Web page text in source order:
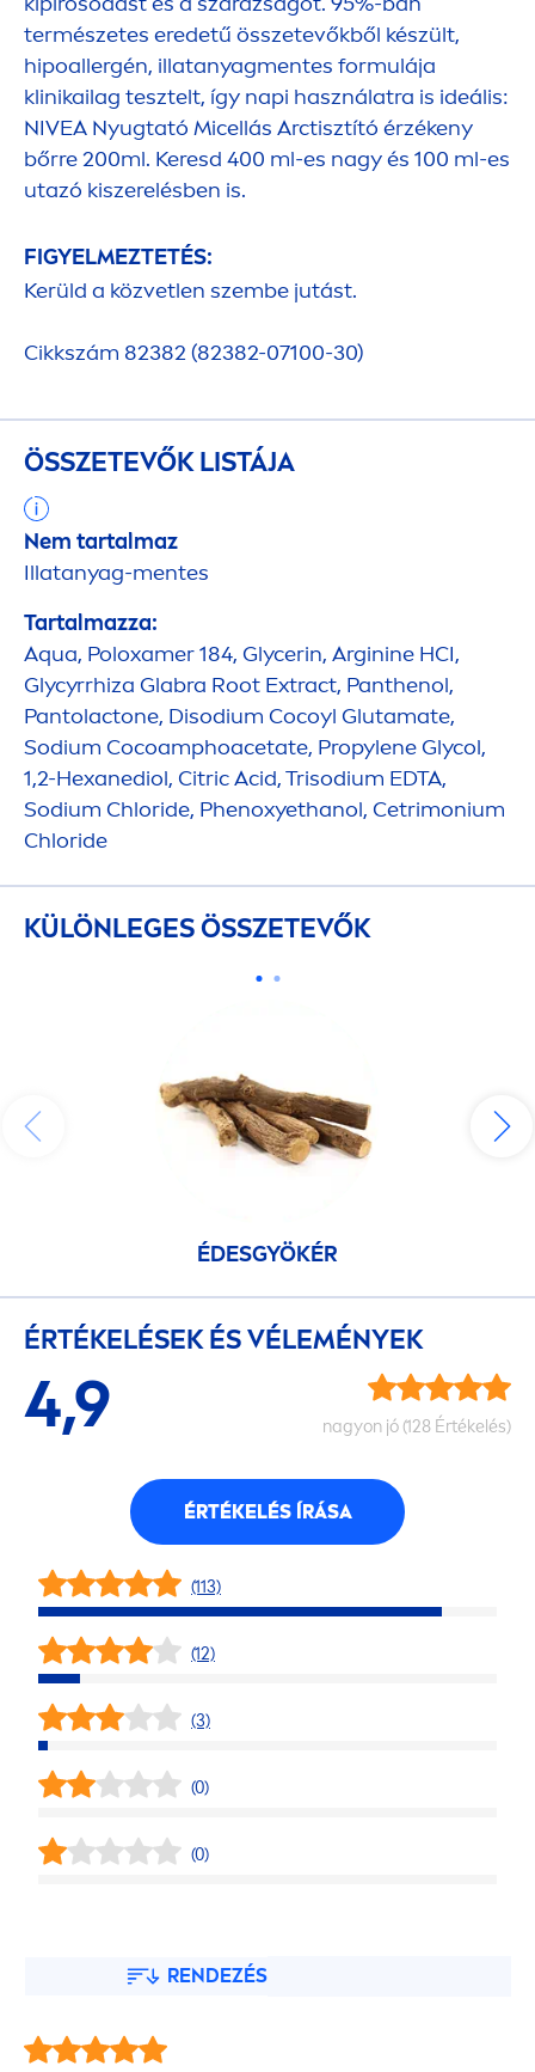
természetes eredetű összetevőkből készült,
hipoallergén, illatanyagmentes formulája
klinikailag tesztelt, így napi használatra is ideális:
NIVEA Nyugtató Micellás Arctisztító érzékeny
bőrre 200ml. Keresd 400 ml-es nagy és 100 ml-es
utazó kiszerelésben is.
FIGYELMEZTETÉS:
Kerüld a közvetlen szembe jutást.
Cikkszám 82382 (82382-07100-30)
ÖSSZETEVŐK LISTÁJA
Nem tartalmaz
Illatanyag-mentes
Tartalmazza:
Aqua, Poloxamer 184, Glycerin, Arginine HCI,
Glycyrrhiza Glabra Root Extract, Panthenol,
Pantolactone, Disodium Cocoyl Glutamate,
Sodium Cocoamphoacetate, Propylene Glycol,
1,2-Hexanediol, Citric Acid, Trisodium EDTA,
Sodium Chloride, Phenoxyethanol, Cetrimonium
Chloride
KÜLÖNLEGES ÖSSZETEVŐK
ÉDESGYÖKÉR
ÉRTÉKELÉSEK ÉS VÉLEMÉNYEK
4,9 nagyon jó (128 Értékelés)
ÉRTÉKELÉS ÍRÁSA
(113)
(12)
(3)
(0)
(0)
RENDEZÉS